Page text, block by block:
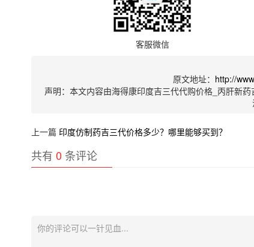
客服微信
原文地址： http://
声明：本文内容由海得康印度吉三代代购价格_丙肝新
上一篇 印度仿制药吉三代价格多少？哪里能够买到？
共有 0 条评论